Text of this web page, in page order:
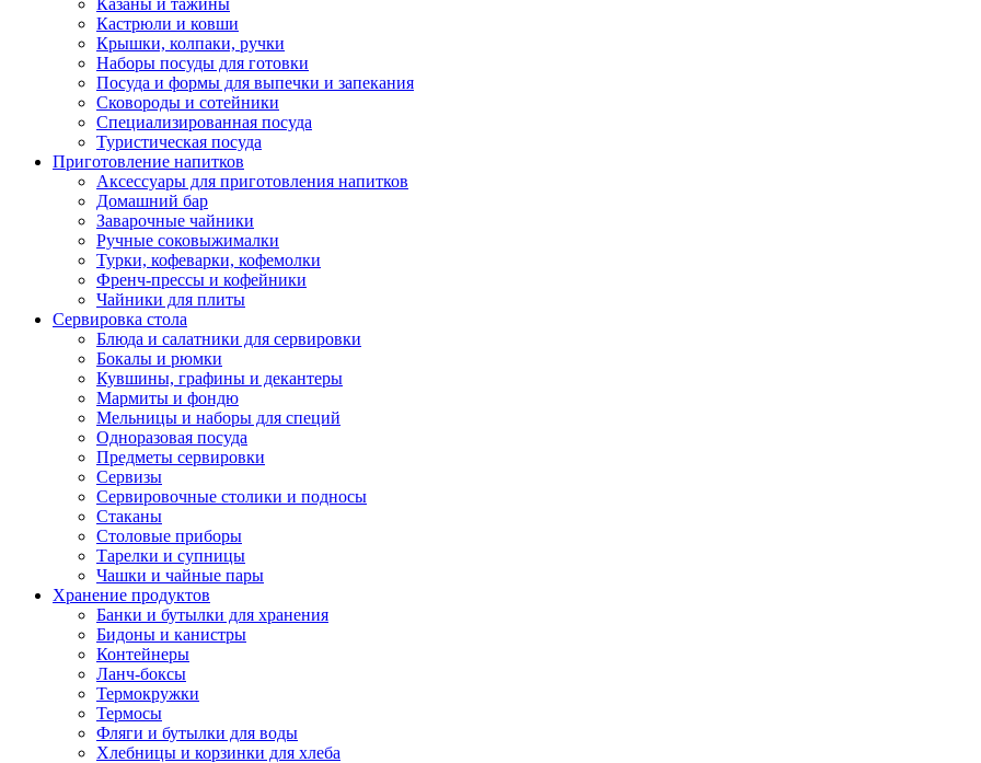
Казаны и тажины
Кастрюли и ковши
Крышки, колпаки, ручки
Наборы посуды для готовки
Посуда и формы для выпечки и запекания
Сковороды и сотейники
Специализированная посуда
Туристическая посуда
Приготовление напитков
Аксессуары для приготовления напитков
Домашний бар
Заварочные чайники
Ручные соковыжималки
Турки, кофеварки, кофемолки
Френч-прессы и кофейники
Чайники для плиты
Сервировка стола
Блюда и салатники для сервировки
Бокалы и рюмки
Кувшины, графины и декантеры
Мармиты и фондю
Мельницы и наборы для специй
Одноразовая посуда
Предметы сервировки
Сервизы
Сервировочные столики и подносы
Стаканы
Столовые приборы
Тарелки и супницы
Чашки и чайные пары
Хранение продуктов
Банки и бутылки для хранения
Бидоны и канистры
Контейнеры
Ланч-боксы
Термокружки
Термосы
Фляги и бутылки для воды
Хлебницы и корзинки для хлеба